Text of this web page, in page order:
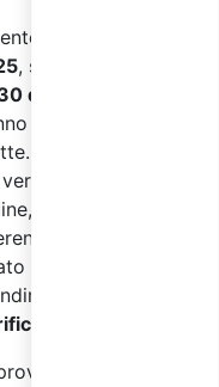
come previsto
, saranno
domande
superati con
Nei corsi svolti
di
per mezzo
sincrona.
Regioni 2025, i
saranno
finali
for in the